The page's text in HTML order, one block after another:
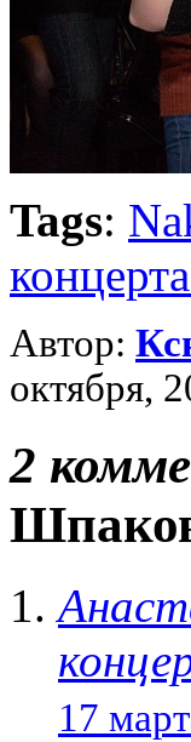
Tags:
Автор:
октября,
2
17